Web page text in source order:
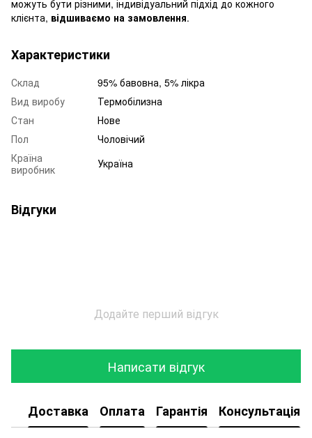
можуть бути різними, індивідуальний підхід до кожного
клієнта, відшиваємо на замовлення.
Характеристики
Склад
95% бавовна, 5% лікра
Вид виробу
Термобілизна
Стан
Нове
Пол
Чоловічий
Країна
виробник
Україна
Відгуки
Додайте перший відгук
Написати відгук
Доставка Оплата Гарантія Консультація